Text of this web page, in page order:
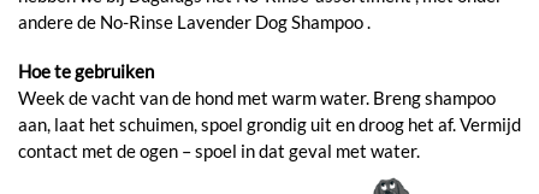
andere de No-Rinse Lavender Dog Shampoo .
Hoe te gebruiken
Week de vacht van de hond met warm water. Breng shampoo
aan, laat het schuimen, spoel grondig uit en droog het af. Vermijd
contact met de ogen – spoel in dat geval met water.